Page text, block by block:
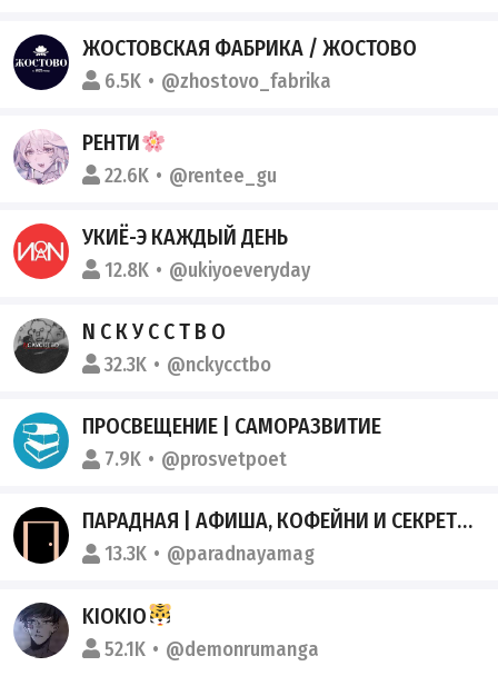
ЖОСТОВСКАЯ ФАБРИКА / ЖОСТОВО
6.5K @zhostovo_fabrika
РЕНТИ
22.6K @rentee_gu
УКИЁ-Э КАЖДЫЙ ДЕНЬ
12.8K @ukiyoeveryday
N С К У С С Т В О
32.3K @nckycctbo
ПРОСВЕЩЕНИЕ | САМОРАЗВИТИЕ
7.9K @prosvetpoet
ПАРАДНАЯ | АФИША, КОФЕЙНИ И СЕКРЕТНЫЕ МЕСТА ПЕТЕРБУРГА
13.3K @paradnayamag
KIOKIO
52.1K @demonrumanga